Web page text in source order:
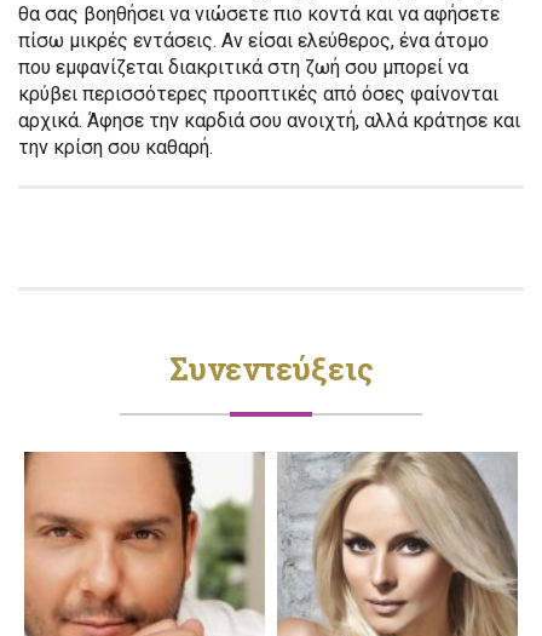
θα σας βοηθήσει να νιώσετε πιο κοντά και να αφήσετε
πίσω μικρές εντάσεις. Αν είσαι ελεύθερος, ένα άτομο
που εμφανίζεται διακριτικά στη ζωή σου μπορεί να
κρύβει περισσότερες προοπτικές από όσες φαίνονται
αρχικά. Άφησε την καρδιά σου ανοιχτή, αλλά κράτησε και
την κρίση σου καθαρή.
Συνεντεύξεις